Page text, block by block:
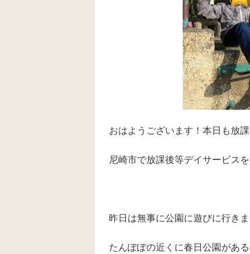
おはようございます！本日も放
尼崎市で放課後等デイサービスを
昨日は無事に公園に遊びに行きま
たんぽぽの近くに春日公園があ